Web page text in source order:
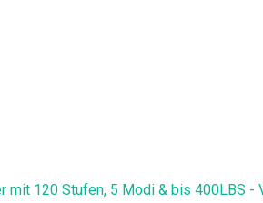
120 Stufen, 5 Modi & bis 400LBS